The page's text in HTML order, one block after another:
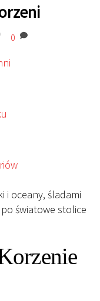
0
i oceany, śladami
światowe stolice